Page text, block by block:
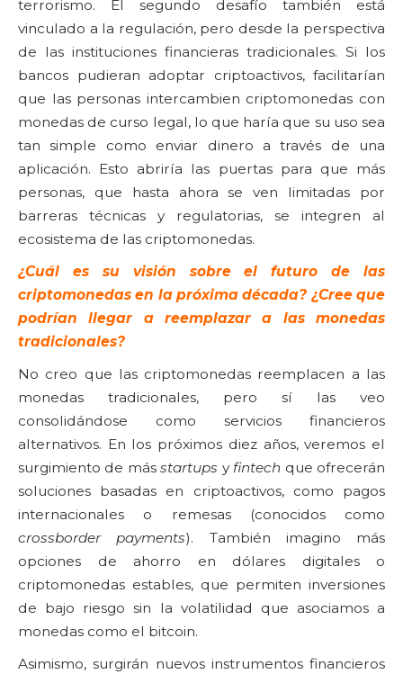
terrorismo. El segundo desafío también está
vinculado a la regulación, pero desde la perspectiva
de las instituciones financieras tradicionales. Si los
bancos pudieran adoptar criptoactivos, facilitarían
que las personas intercambien criptomonedas con
monedas de curso legal, lo que haría que su uso sea
tan simple como enviar dinero a través de una
aplicación. Esto abriría las puertas para que más
personas, que hasta ahora se ven limitadas por
barreras técnicas y regulatorias, se integren al
ecosistema de las criptomonedas.
¿Cuál es su visión sobre el futuro de las
criptomonedas en la próxima década? ¿Cree que
podrían llegar a reemplazar a las monedas
tradicionales?
No creo que las criptomonedas reemplacen a las
monedas tradicionales, pero sí las veo
consolidándose como servicios financieros
alternativos. En los próximos diez años, veremos el
surgimiento de másstartups y fintech que ofrecerán
soluciones basadas en criptoactivos, como pagos
internacionales o remesas (conocidos como
crossborder payments). También imagino más
opciones de ahorro en dólares digitales o
criptomonedas estables, que permiten inversiones
de bajo riesgo sin la volatilidad que asociamos a
monedas como el bitcoin.
Asimismo, surgirán nuevos instrumentos financieros